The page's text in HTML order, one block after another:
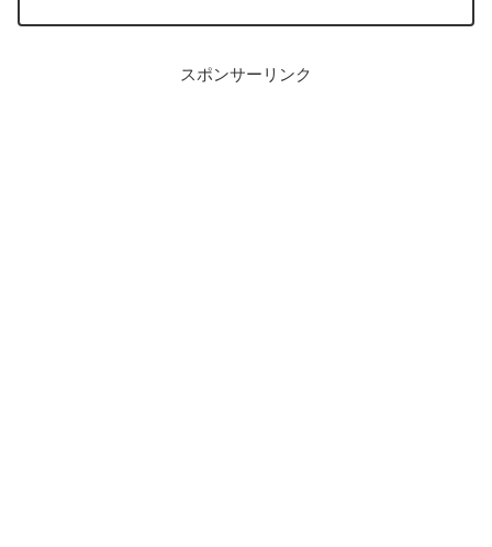
ならないのでした。小説 雪国では「国境
スポンサーリンク